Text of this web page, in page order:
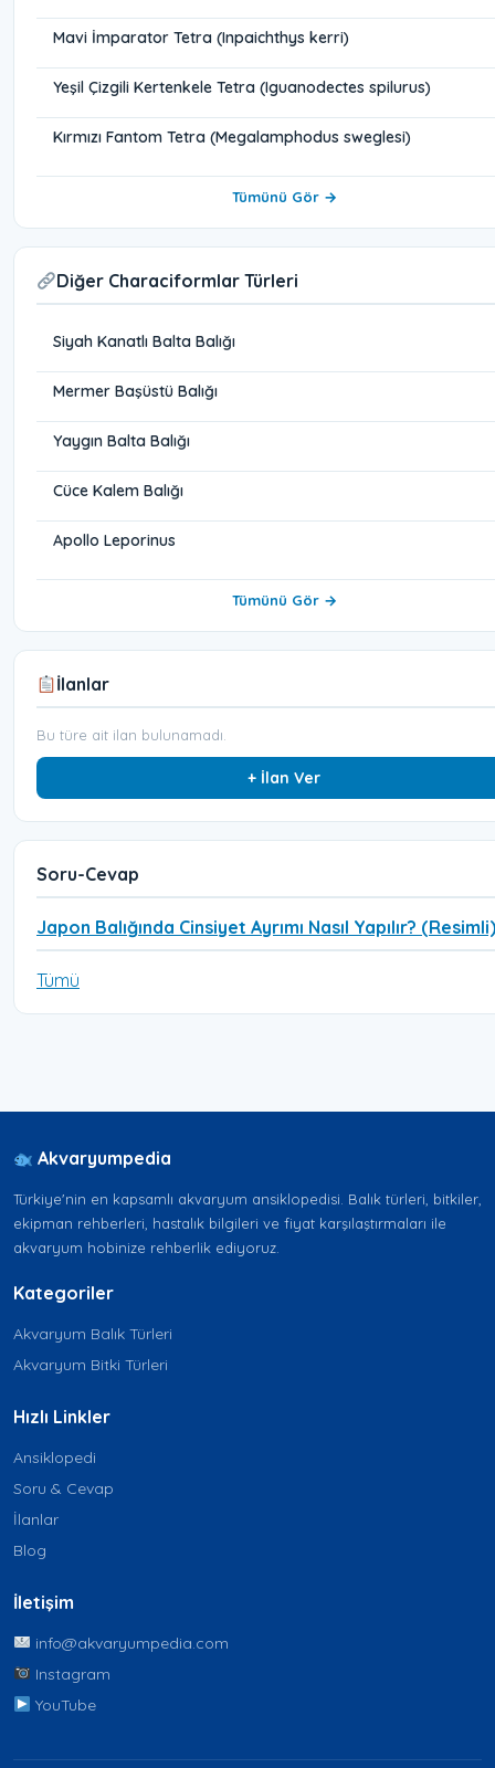
Mavi İmparator Tetra (Inpaichthys kerri)
Yeşil Çizgili Kertenkele Tetra (Iguanodectes spilurus)
Kırmızı Fantom Tetra (Megalamphodus sweglesi)
Tümünü Gör →
Diğer Characiformlar Türleri
Siyah Kanatlı Balta Balığı
Mermer Başüstü Balığı
Yaygın Balta Balığı
Cüce Kalem Balığı
Apollo Leporinus
Tümünü Gör →
İlanlar
Bu türe ait ilan bulunamadı.
+ İlan Ver
Soru-Cevap
Japon Balığında Cinsiyet Ayrımı Nasıl Yapılır? (Resimli)
Tümü
Akvaryumpedia
Türkiye'nin en kapsamlı akvaryum ansiklopedisi. Balık türleri, bitkiler,
ekipman rehberleri, hastalık bilgileri ve fiyat karşılaştırmaları ile
akvaryum hobinize rehberlik ediyoruz.
Kategoriler
Akvaryum Balık Türleri
Akvaryum Bitki Türleri
Hızlı Linkler
Ansiklopedi
Soru & Cevap
İlanlar
Blog
İletişim
info@akvaryumpedia.com
Instagram
YouTube